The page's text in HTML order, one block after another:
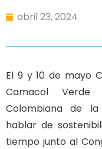
abril 23, 2024
El 9 y 10 de mayo
Camacol
Colombiana de
hablar de
tiempo junto al